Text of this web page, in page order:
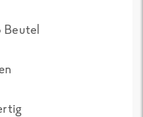
Beutel